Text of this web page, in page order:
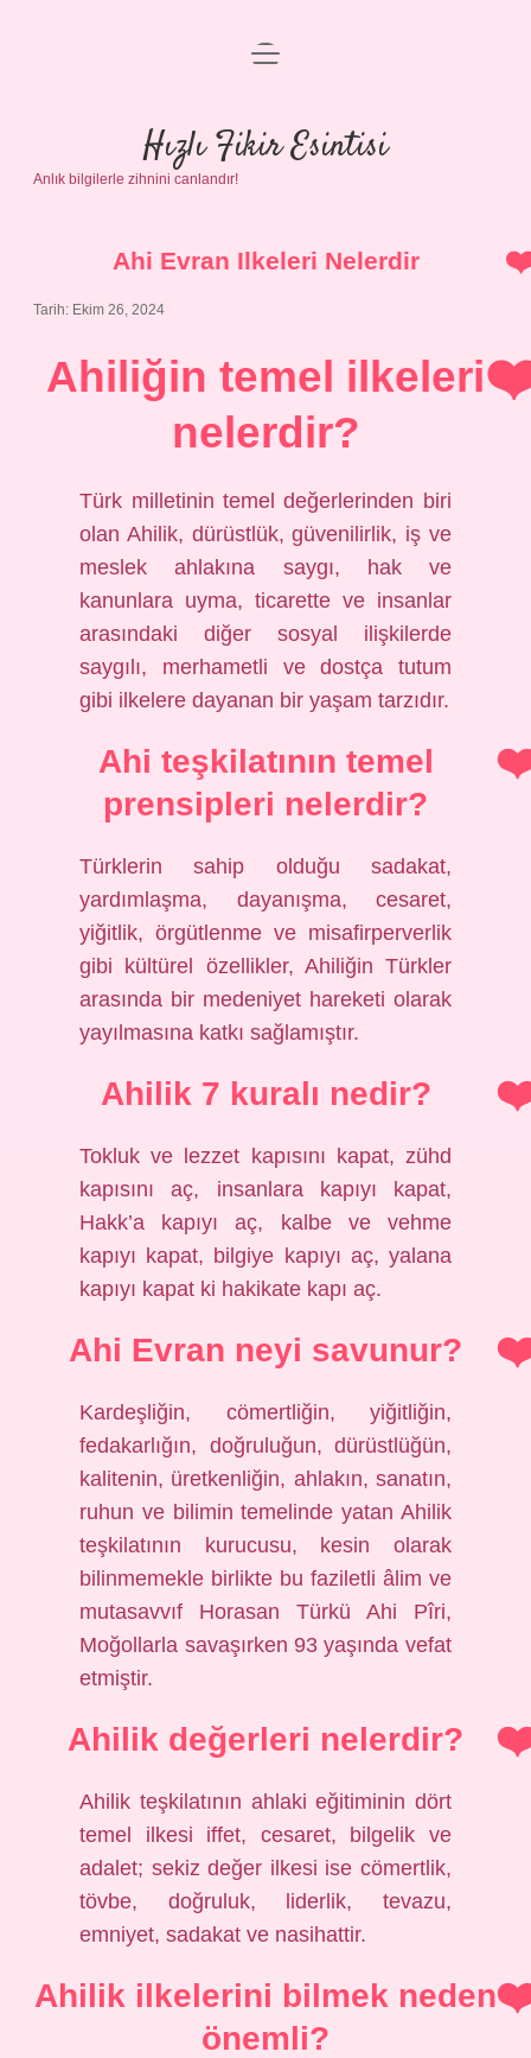
Anasayfa
Gizlilik Politikası
Yasal Uyarı
menüyü
Hızlı Fikir Esintisi
Anlık bilgilerle zihnini canlandır!
Ahi Evran Ilkeleri Nelerdir
Tarih: Ekim 26, 2024
Ahiliğin temel ilkeleri
nelerdir?
Türk milletinin temel değerlerinden biri
olan Ahilik, dürüstlük, güvenilirlik, iş ve
meslek ahlakına saygı, hak ve
kanunlara uyma, ticarette ve insanlar
arasındaki diğer sosyal ilişkilerde
saygılı, merhametli ve dostça tutum
gibi ilkelere dayanan bir yaşam tarzıdır.
Ahi teşkilatının temel
prensipleri nelerdir?
Türklerin sahip olduğu sadakat,
yardımlaşma, dayanışma, cesaret,
yiğitlik, örgütlenme ve misafirperverlik
gibi kültürel özellikler, Ahiliğin Türkler
arasında bir medeniyet hareketi olarak
yayılmasına katkı sağlamıştır.
Ahilik 7 kuralı nedir?
Tokluk ve lezzet kapısını kapat, zühd
kapısını aç, insanlara kapıyı kapat,
Hakk’a kapıyı aç, kalbe ve vehme
kapıyı kapat, bilgiye kapıyı aç, yalana
kapıyı kapat ki hakikate kapı aç.
Ahi Evran neyi savunur?
Kardeşliğin, cömertliğin, yiğitliğin,
fedakarlığın, doğruluğun, dürüstlüğün,
kalitenin, üretkenliğin, ahlakın, sanatın,
ruhun ve bilimin temelinde yatan Ahilik
teşkilatının kurucusu, kesin olarak
bilinmemekle birlikte bu faziletli âlim ve
mutasavvıf Horasan Türkü Ahi Pîri,
Moğollarla savaşırken 93 yaşında vefat
etmiştir.
Ahilik değerleri nelerdir?
Ahilik teşkilatının ahlaki eğitiminin dört
temel ilkesi iffet, cesaret, bilgelik ve
adalet; sekiz değer ilkesi ise cömertlik,
tövbe, doğruluk, liderlik, tevazu,
emniyet, sadakat ve nasihattir.
Ahilik ilkelerini bilmek neden
önemli?